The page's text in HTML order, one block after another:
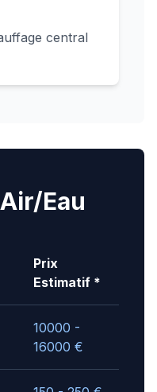
central
Eau
Prix
Estimatif *
10000 -
16000 €